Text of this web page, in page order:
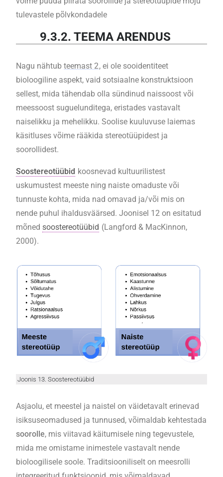
tulevastele põlvkondadele
9.3.2. TEEMA ARENDUS
Nagu nähtub teemast 2, ei ole sooidentiteet
bioloogiline aspekt, vaid sotsiaalne konstruktsioon
sellest, mida tähendab olla sündinud naissoost või
meessoost suguelunditega, eristades vastavalt
naiselikku ja mehelikku. Soolise kuuluvuse laiemas
käsitluses võime rääkida stereotüüpidest ja
soorollidest.
Soostereotüübid koosnevad kultuurilistest
uskumustest meeste ning naiste omaduste või
tunnuste kohta, mida nad omavad ja/või mis on
nende puhul ihaldusväärsed. Joonisel 12 on esitatud
mõned soostereotüübid (Langford & MacKinnon,
2000).
Joonis 13. Soostereotüübid
Asjaolu, et meestel ja naistel on väidetavalt erinevad
isiksuseomadused ja tunnused, võimaldab kehtestada
soorolle, mis viitavad käitumisele ning tegevustele,
mida me omistame inimestele vastavalt nende
bioloogilisele soole. Traditsiooniliselt on meesrolli